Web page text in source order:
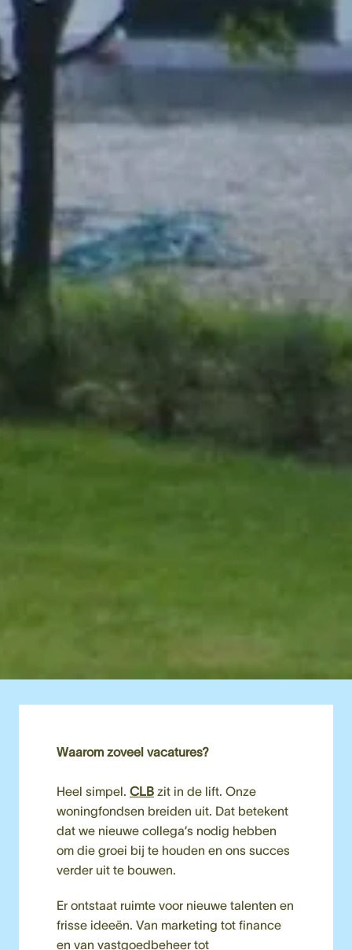
Heel simpel. CLB zit in de lift. Onze
woningfondsen breiden uit. Dat betekent
dat we nieuwe collega’s nodig hebben
om die groei bij te houden en ons succes
verder uit te bouwen.
Er ontstaat ruimte voor nieuwe talenten en
frisse ideeën. Van marketing tot finance
en van vastgoedbeheer tot